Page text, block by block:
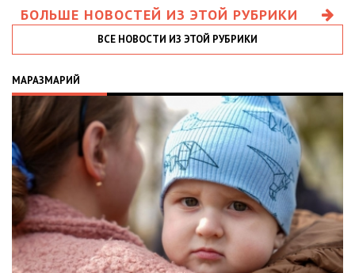
БОЛЬШЕ НОВОСТЕЙ ИЗ ЭТОЙ РУБРИКИ
ВСЕ НОВОСТИ ИЗ ЭТОЙ РУБРИКИ
МАРАЗМАРИЙ